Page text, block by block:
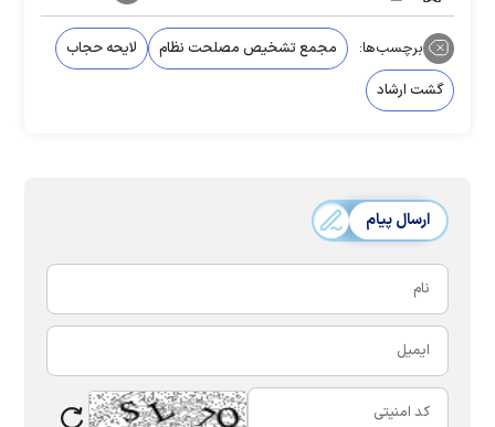
برچسب‌ها: مجمع تشخیص مصلحت نظام
لایحه حجاب
گشت ارشاد
ارسال پیام